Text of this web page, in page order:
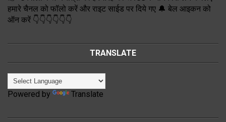
हमारे चैनल को फॉलो करें और राइट साईड पर दिये गए 🔔 बेल आइकन को
ऑन करें 👇👇👇👇👇👇
TRANSLATE
Powered by Translate